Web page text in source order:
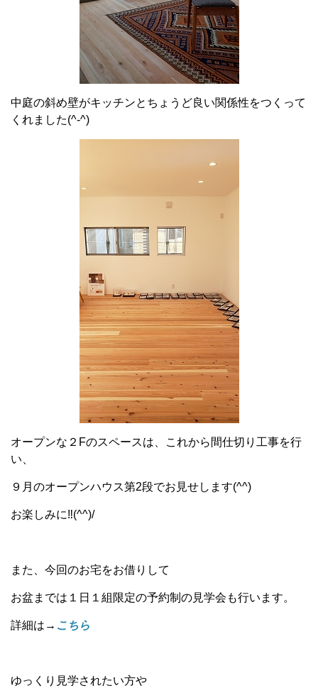
中庭の斜め壁がキッチンとちょうど良い関係性をつくって
くれました(^-^)
オープンな２Fのスペースは、これから間仕切り工事を行
い、
９月のオープンハウス第2段でお見せします(^^)
お楽しみに‼(^^)/
また、今回のお宅をお借りして
お盆までは１日１組限定の予約制の見学会も行います。
詳細は→ こちら
ゆっくり見学されたい方や